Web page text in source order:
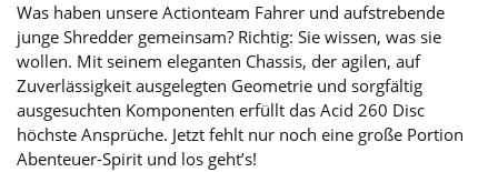
Was haben unsere Actionteam Fahrer und aufstrebende
junge Shredder gemeinsam? Richtig: Sie wissen, was sie
wollen. Mit seinem eleganten Chassis, der agilen, auf
Zuverlässigkeit ausgelegten Geometrie und sorgfältig
ausgesuchten Komponenten erfüllt das Acid 260 Disc
höchste Ansprüche. Jetzt fehlt nur noch eine große Portion
Abenteuer-Spirit und los geht’s!